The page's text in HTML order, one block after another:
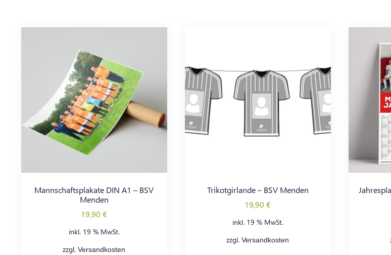
Mannschaftsplakate DIN A1 – BSV
Menden
19,90€
inkl. 19 % MwSt.
zzgl.Versandkosten
Trikotgirlande – BSV Menden
19,90€
inkl. 19 % MwSt.
zzgl.Versandkosten